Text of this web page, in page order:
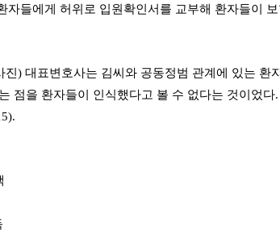
들에게 허위로 입원확인서를 교부해 환자들이
진) 대표변호사는 김씨와 공동정범 관계에 있는
점을 환자들이 인식했다고 볼 수 없다는 것이었